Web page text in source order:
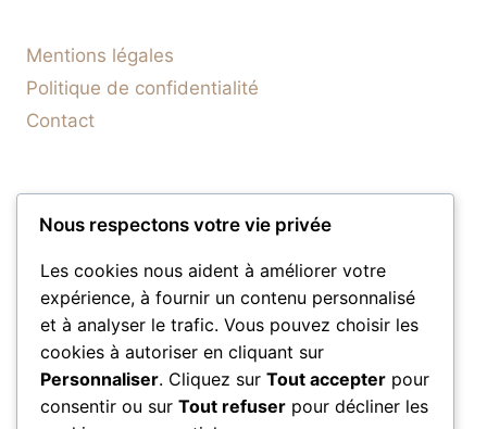
Mentions légales
Politique de confidentialité
Contact
Nous respectons votre vie privée
Les cookies nous aident à améliorer votre
expérience, à fournir un contenu personnalisé
et à analyser le trafic. Vous pouvez choisir les
cookies à autoriser en cliquant sur
Personnaliser. Cliquez sur Tout accepter pour
consentir ou sur Tout refuser pour décliner les